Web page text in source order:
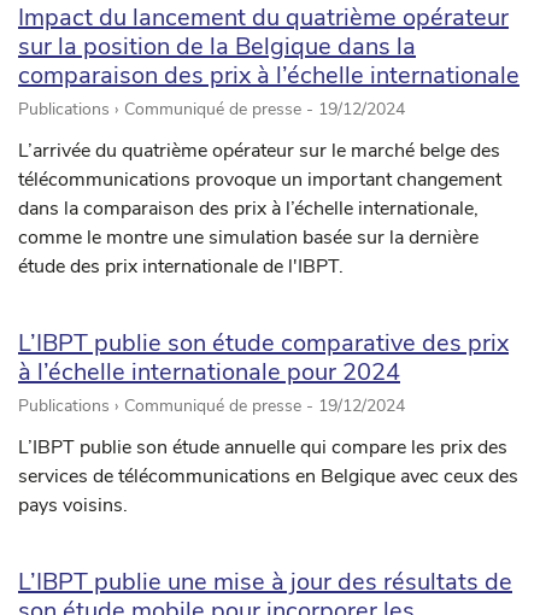
Impact du lancement du quatrième opérateur
sur la position de la Belgique dans la
comparaison des prix à l’échelle internationale
Publications › Communiqué de presse - 19/12/2024
L’arrivée du quatrième opérateur sur le marché belge des
télécommunications provoque un important changement
dans la comparaison des prix à l’échelle internationale,
comme le montre une simulation basée sur la dernière
étude des prix internationale de l'IBPT.
L’IBPT publie son étude comparative des prix
à l’échelle internationale pour 2024
Publications › Communiqué de presse - 19/12/2024
L’IBPT publie son étude annuelle qui compare les prix des
services de télécommunications en Belgique avec ceux des
pays voisins.
L’IBPT publie une mise à jour des résultats de